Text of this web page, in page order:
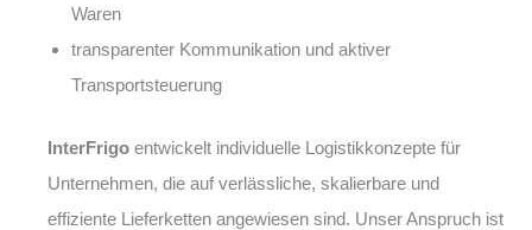
Waren
transparenter Kommunikation und aktiver
Transportsteuerung
InterFrigo entwickelt individuelle Logistikkonzepte für
Unternehmen, die auf verlässliche, skalierbare und
effiziente Lieferketten angewiesen sind. Unser Anspruch ist